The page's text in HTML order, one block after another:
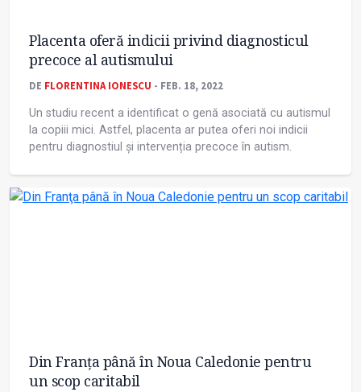
Placenta oferă indicii privind diagnosticul
precoce al autismului
DE FLORENTINA IONESCU - FEB. 18, 2022
Un studiu recent a identificat o genă asociată cu autismul
la copiii mici. Astfel, placenta ar putea oferi noi indicii
pentru diagnostiul și intervenția precoce în autism.
Din Franţa până în Noua Caledonie pentru
un scop caritabil